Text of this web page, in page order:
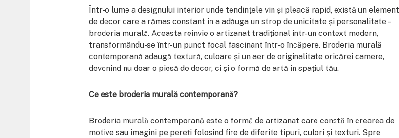
Într-o lume a designului interior unde tendințele vin și pleacă rapid, există un element
de decor care a rămas constant în a adăuga un strop de unicitate și personalitate –
broderia murală. Aceasta reînvie o artizanat tradițional într-un context modern,
transformându-se într-un punct focal fascinant într-o încăpere. Broderia murală
contemporană adaugă textură, culoare și un aer de originalitate oricărei camere,
devenind nu doar o piesă de decor, ci și o formă de artă în spațiul tău.
Ce este broderia murală contemporană?
Broderia murală contemporană este o formă de artizanat care constă în crearea de
motive sau imagini pe pereți folosind fire de diferite tipuri, culori și texturi. Spre